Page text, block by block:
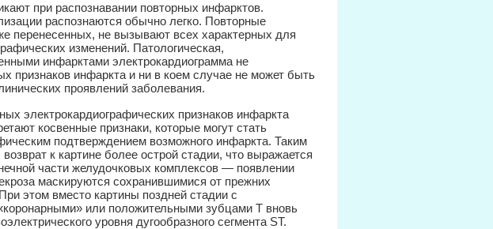
при распознавании повторных инфарктов.
распознаются обычно легко. Повторные
перенесенных, не вызывают всех характерных для
изменений. Патологическая,
инфарктами электрокардиограмма не
признаков инфаркта и ни в коем случае не может быть
проявлений заболевания.
электрокардиографических признаков инфаркта
косвенные признаки, которые могут стать
подтверждением возможного инфаркта. Таким
к картине более острой стадии, что выражается
части желудочковых комплексов — появлении
маскируются сохранившимися от прежних
этом вместо картины поздней стадии с
или положительными зубцами Т вновь
уровня дугообразного сегмента ST.